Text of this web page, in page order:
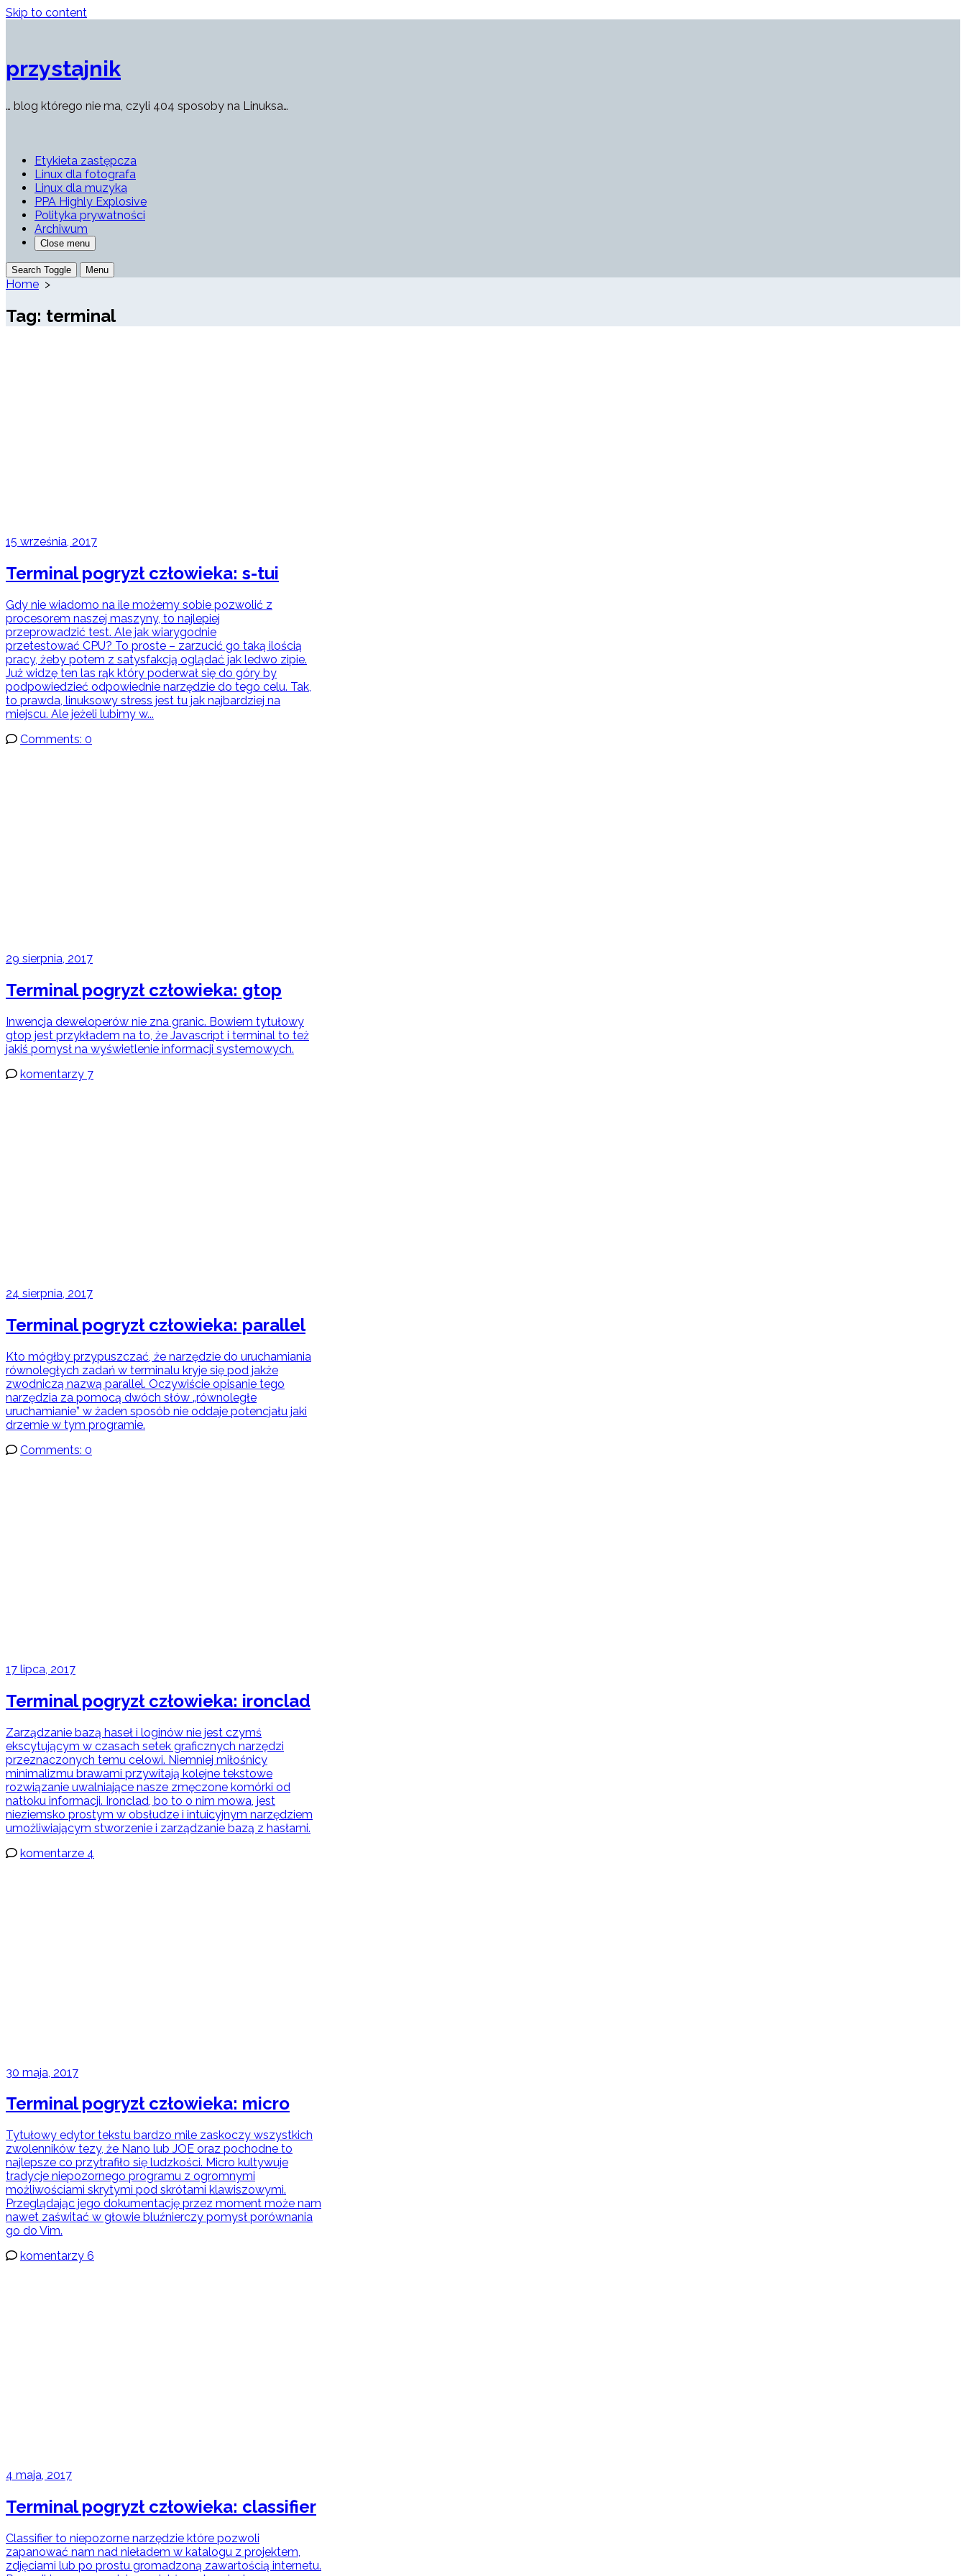
Skip to content
przystajnik
… blog którego nie ma, czyli 404 sposoby na Linuksa…
Etykieta zastępcza
Linux dla fotografa
Linux dla muzyka
PPA Highly Explosive
Polityka prywatności
Archiwum
Close menu
Search Toggle Menu
Home >
Tag: terminal
15 września, 2017
Terminal pogryzł człowieka: s-tui
Gdy nie wiadomo na ile możemy sobie pozwolić z
procesorem naszej maszyny, to najlepiej
przeprowadzić test. Ale jak wiarygodnie
przetestować CPU? To proste – zarzucić go taką ilością
pracy, żeby potem z satysfakcją oglądać jak ledwo zipie.
Już widzę ten las rąk który poderwał się do góry by
podpowiedzieć odpowiednie narzędzie do tego celu. Tak,
to prawda, linuksowy stress jest tu jak najbardziej na
miejscu. Ale jeżeli lubimy w...
Comments: 0
29 sierpnia, 2017
Terminal pogryzł człowieka: gtop
Inwencja deweloperów nie zna granic. Bowiem tytułowy
gtop jest przykładem na to, że Javascript i terminal to też
jakiś pomysł na wyświetlenie informacji systemowych.
komentarzy 7
24 sierpnia, 2017
Terminal pogryzł człowieka: parallel
Kto mógłby przypuszczać, że narzędzie do uruchamiania
równoległych zadań w terminalu kryje się pod jakże
zwodniczą nazwą parallel. Oczywiście opisanie tego
narzędzia za pomocą dwóch słów „równoległe
uruchamianie” w żaden sposób nie oddaje potencjału jaki
drzemie w tym programie.
Comments: 0
17 lipca, 2017
Terminal pogryzł człowieka: ironclad
Zarządzanie bazą haseł i loginów nie jest czymś
ekscytującym w czasach setek graficznych narzędzi
przeznaczonych temu celowi. Niemniej miłośnicy
minimalizmu brawami przywitają kolejne tekstowe
rozwiązanie uwalniające nasze zmęczone komórki od
natłoku informacji. Ironclad, bo to o nim mowa, jest
nieziemsko prostym w obsłudze i intuicyjnym narzędziem
umożliwiającym stworzenie i zarządzanie bazą z hasłami.
komentarze 4
30 maja, 2017
Terminal pogryzł człowieka: micro
Tytułowy edytor tekstu bardzo mile zaskoczy wszystkich
zwolenników tezy, że Nano lub JOE oraz pochodne to
najlepsze co przytrafiło się ludzkości. Micro kultywuje
tradycje niepozornego programu z ogromnymi
możliwościami skrytymi pod skrótami klawiszowymi.
Przeglądając jego dokumentację przez moment może nam
nawet zaświtać w głowie bluźnierczy pomysł porównania
go do Vim.
komentarzy 6
4 maja, 2017
Terminal pogryzł człowieka: classifier
Classifier to niepozorne narzędzie które pozwoli
zapanować nam nad nieładem w katalogu z projektem,
zdjęciami lub po prostu gromadzoną zawartością internetu.